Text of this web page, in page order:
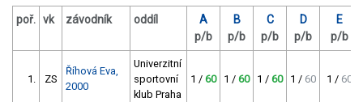
poř. vk závodník oddíl
A
p/b
B
p/b
C
p/b
D
p/b
E
p/b
1. ZS
Říhová Eva,
2000
Univerzitní
sportovní
klub Praha
1 / 60 1 / 60 1 / 60 1 / 60 1 / 60